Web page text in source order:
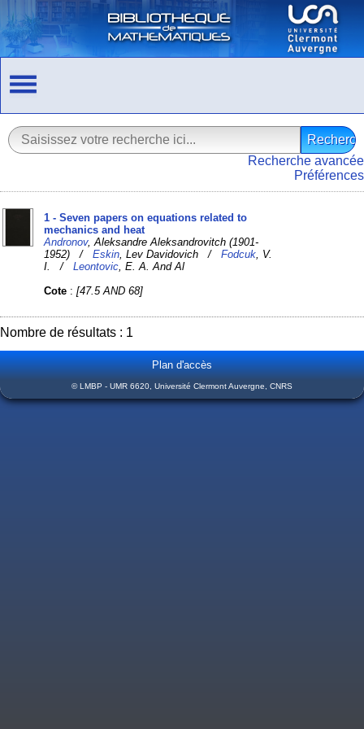
Recherche avancée
Préférences
1 - Seven papers on equations related to
mechanics and heat
Andronov, Aleksandre Aleksandrovitch (1901-
1952) /Eskin , Lev Davidovich /Fodcuk , V.
I. /Leontovic , E. A. And Al
Cote :[47.5 AND 68]
Nombre de résultats : 1
Plan d'accès
© LMBP - UMR 6620, Université Clermont Auvergne, CNRS